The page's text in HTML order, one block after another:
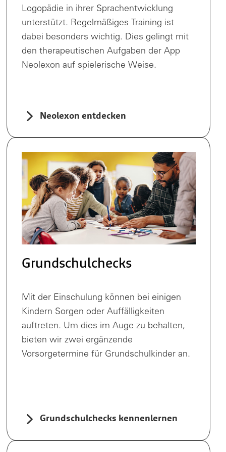
Logopädie in ihrer Sprachentwicklung
unterstützt. Regelmäßiges Training ist
dabei besonders wichtig. Dies gelingt mit
den therapeutischen Aufgaben der App
Neolexon auf spielerische Weise.
Neolexon entdecken
Grundschulchecks
Mit der Einschulung können bei einigen
Kindern Sorgen oder Auffälligkeiten
auftreten. Um dies im Auge zu behalten,
bieten wir zwei ergänzende
Vorsorgetermine für Grundschulkinder an.
Grundschulchecks kennenlernen